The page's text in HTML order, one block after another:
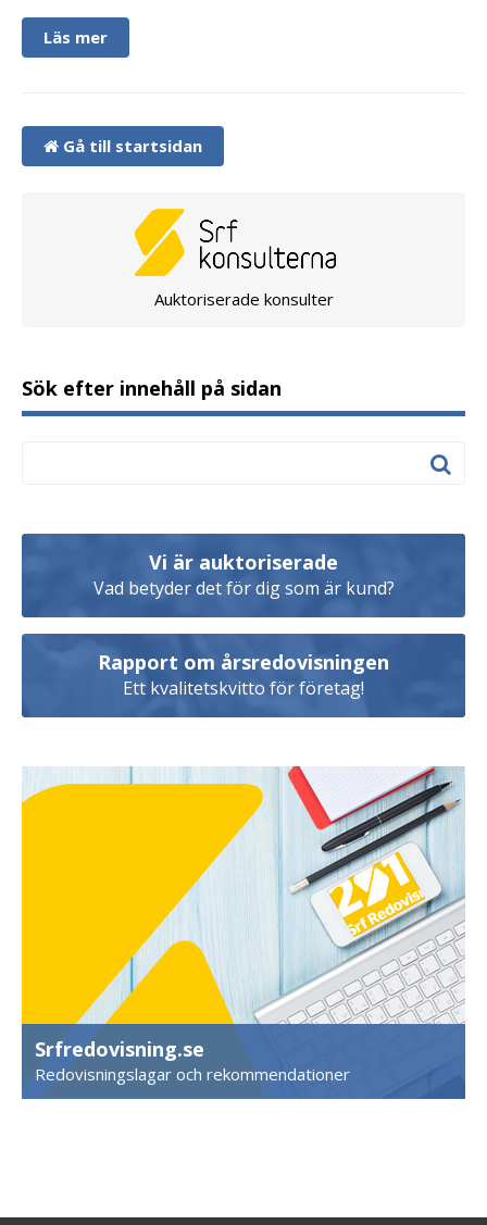
Läs mer
Gå till startsidan
Auktoriserade konsulter
Sök efter innehåll på sidan
Vi är auktoriserade
Vad betyder det för dig som är kund?
Rapport om årsredovisningen
Ett kvalitetskvitto för företag!
Srfredovisning.se
Redovisningslagar och rekommendationer